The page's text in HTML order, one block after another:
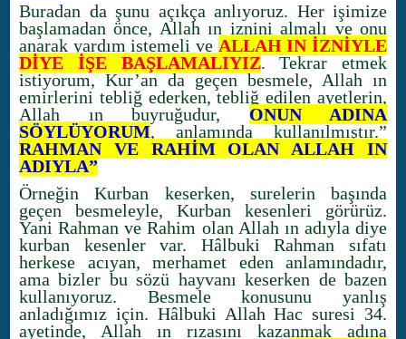
Buradan da şunu açıkça anlıyoruz. Her işimize
başlamadan önce, Allah ın iznini almalı ve onu
anarak yardım istemeli ve ALLAH IN İZNİYLE
DİYE İŞE BAŞLAMALIYIZ. Tekrar etmek
istiyorum, Kur’an da geçen besmele, Allah ın
emirlerini tebliğ ederken, tebliğ edilen ayetlerin,
Allah ın buyruğudur, ONUN ADINA
SÖYLÜYORUM, anlamında kullanılmıştır.”
RAHMAN VE RAHİM OLAN ALLAH IN
ADIYLA”
Örneğin Kurban keserken, surelerin başında
geçen besmeleyle, Kurban kesenleri görürüz.
Yani Rahman ve Rahim olan Allah ın adıyla diye
kurban kesenler var. Hâlbuki Rahman sıfatı
herkese acıyan, merhamet eden anlamındadır,
ama bizler bu sözü hayvanı keserken de bazen
kullanıyoruz. Besmele konusunu yanlış
anladığımız için. Hâlbuki Allah Hac suresi 34.
ayetinde, Allah ın rızasını kazanmak adına